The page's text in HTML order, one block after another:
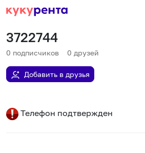
3722744
0 подписчиков 0 друзей
Добавить в друзья
Телефон подтвержден